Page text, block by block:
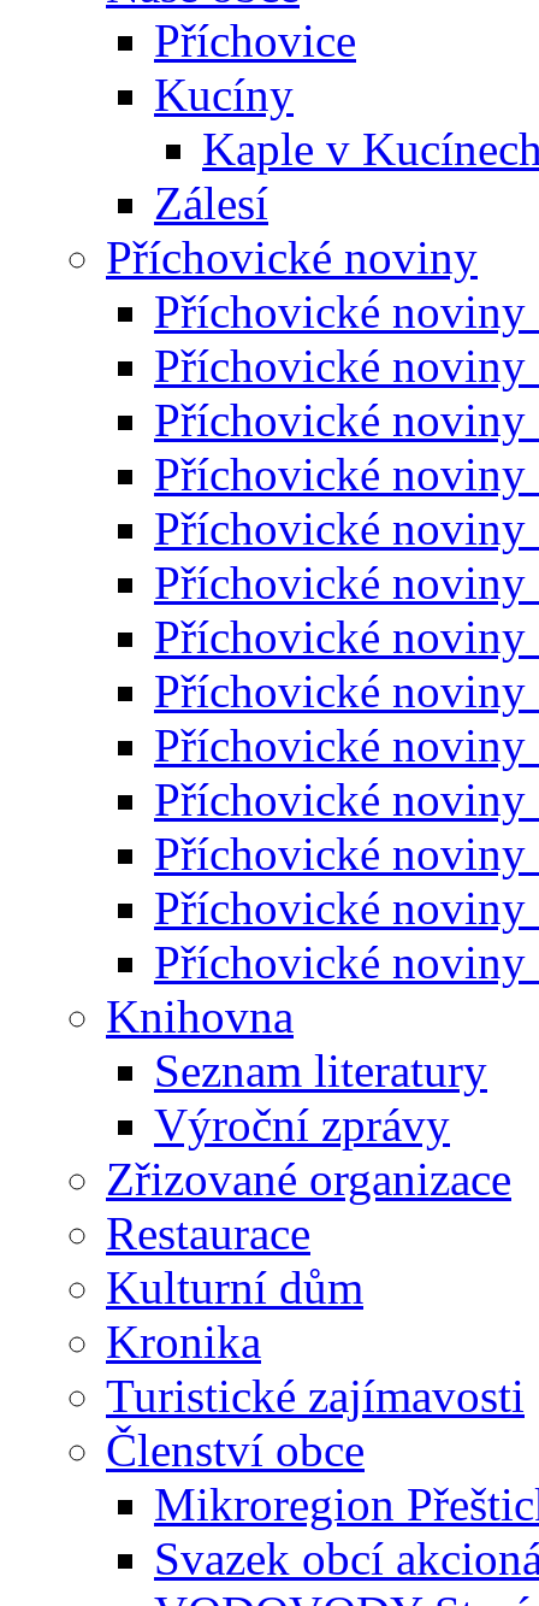
Příchovice
Kucíny
Kaple v
Zálesí
Příchovické noviny
Příchovické noviny
Příchovické noviny
Příchovické noviny
Příchovické noviny
Příchovické noviny
Příchovické noviny
Příchovické noviny
Příchovické noviny
Příchovické noviny
Příchovické noviny
Příchovické noviny
Příchovické noviny
Příchovické noviny
Knihovna
Seznam literatury
Výroční zprávy
Zřizované organizace
Restaurace
Kulturní dům
Kronika
Turistické zajímavosti
Členství obce
Mikroregion
Svazek obcí